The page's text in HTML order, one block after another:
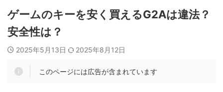
ゲームのキーを安く買えるG2Aは違法？
安全性は？
2025年5月13日 2025年8月12日
このページには広告が含まれています